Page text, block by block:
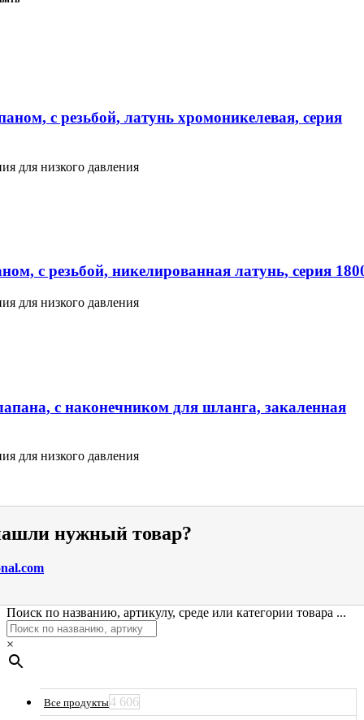
с резьбой, латунь хромоникелевая, серия
для низкого давления
с резьбой, никелированная латунь, серия
для низкого давления
с наконечником для шланга, закаленная
для низкого давления
нужный товар?
Поиск по названию, артикулу, среде или категории товара ...
×
Все продукты4 606